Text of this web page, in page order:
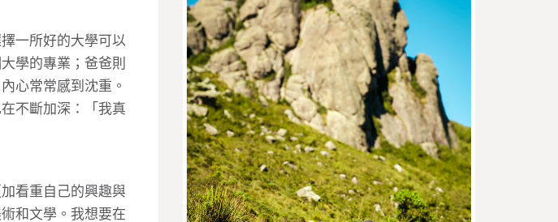
一所好的大學可以
學的專業；爸爸則
心常常感到沈重。
不斷加深：「我真
看重自己的興趣與
和文學。我想要在